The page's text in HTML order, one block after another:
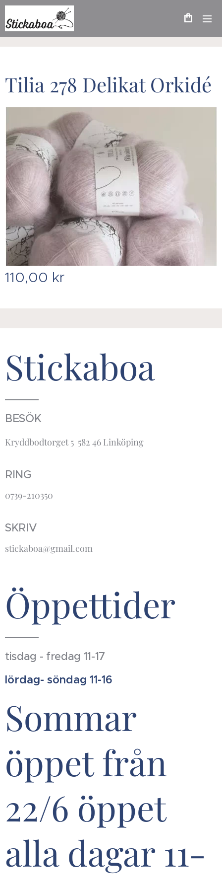
Tilia 278 Delikat Orkidé
110,00 kr
Stickaboa
BESÖK
Kryddbodtorget 5 582 46 Linköping
RING
0739-210350
SKRIV
stickaboa@gmail.com
Öppettider
tisdag - fredag 11-17
lördag- söndag 11-16
Sommar
öppet från
22/6 öppet
alla dagar 11-